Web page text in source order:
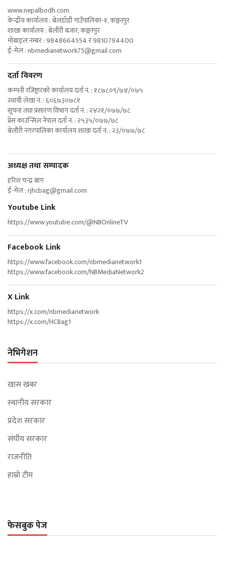
www.nepalbodh.com
केन्द्रीय कार्यालय : बेलडाँडी गाउँपालिका-१, कञ्चनपुर
शाखा कार्यालय : बेलौरी बजार, कञ्चनपुर
मोबाइल नम्बर : 9848664554 र 9810794400
ई-मेल :nbmedianetwork75@gmail.com
दर्ता विवरण
कम्पनी रजिष्ट्रारको कार्यालय दर्ता नं. : १८७८०९/७४/०७५
स्थायी लेखा नं. : ६०६७३०७८१
सूचना तथा प्रसारण विभाग दर्ता नं. : २४२१/०७७/७८
प्रेस काउन्सिल नेपाल दर्ता नं. : २५३५/०७७/७८
बेलौरी नगरपालिका कार्यालय शाखा दर्ता नं. : २३/०७७/७८
अध्यक्ष तथा सम्पादक
हरिश चन्द्र बाग
ई-मेल :rjhcbag@gmail.com
Youtube Link
https://www.youtube.com/@NBOnlineTV
Facebook Link
https://www.facebook.com/nbmedianetwork1
https://www.facebook.com/NBMediaNetwork2
X Link
https://x.com/nbmedianetwork
https://x.com/HCBag1
नेभिगेशन
खास खबर
स्थानीय सरकार
प्रदेश सरकार
संघीय सरकार
राजनीति
हाम्रो टीम
फेसबुक पेज